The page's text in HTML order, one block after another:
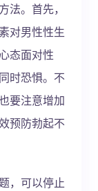
法。首先，
对男性性生
态面对性
时恐惧。不
要注意增加
预防勃起不
，可以停止